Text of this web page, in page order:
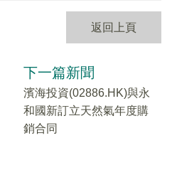
返回上頁
下一篇新聞
濱海投資(02886.HK)與永
和國新訂立天然氣年度購
銷合同